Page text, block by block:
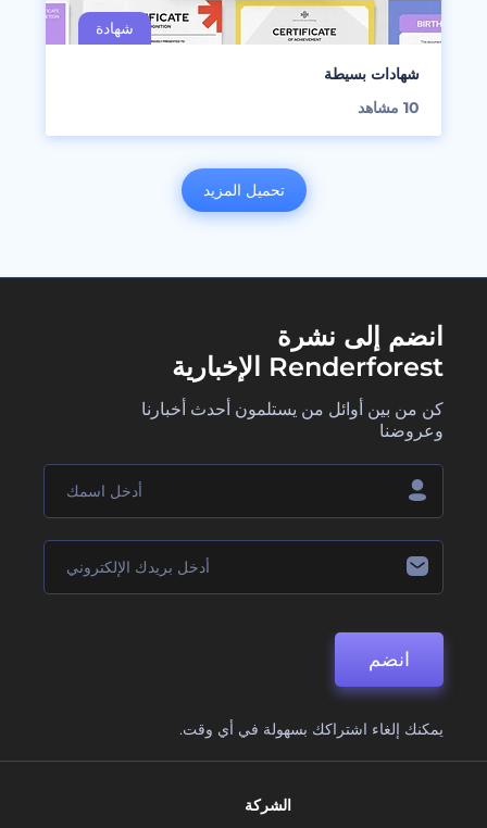
شهادات بسيطة
10 مشاهد
تحميل المزيد
انضم إلى نشرة
Renderforest الإخبارية
كن من بين أوائل من يستلمون أحدث أخبارنا
وعروضنا
انضم
يمكنك إلغاء اشتراكك بسهولة في أي وقت.
الشركة